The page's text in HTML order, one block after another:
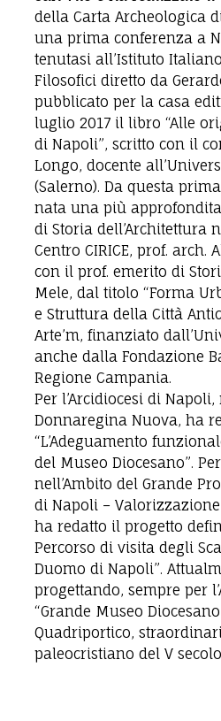
della Carta Archeologica
una prima conferenza a
tenutasi all’Istituto
Filosofici diretto da
pubblicato per la casa
luglio 2017 il libro “Alle
di Napoli”, scritto con il
Longo, docente
(Salerno). Da questa
nata una più
di Storia dell’Architettura
Centro CIRICE, prof. arch.
con il prof. emerito di
Mele, dal titolo “Forma
e Struttura della Città
Arte’m, finanziato
anche dalla Fondazione
Regione Campania.
Per l’Arcidiocesi di
Donnaregina Nuova, ha
“L’Adeguamento
del Museo Diocesano”.
nell’Ambito del Grande
di Napoli – Valorizzazione
ha redatto il progetto
Percorso di visita degli
Duomo di Napoli”.
progettando, sempre per
“Grande Museo
Quadriportico,
paleocristiano del V secolo